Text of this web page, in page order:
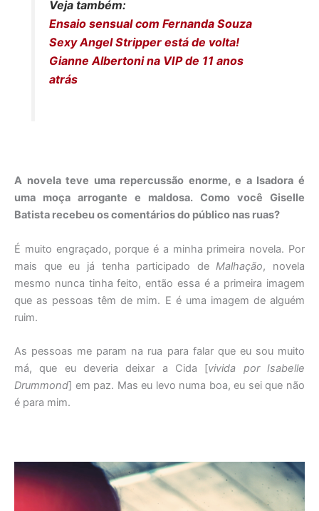
Veja também:
Ensaio sensual com Fernanda Souza
Sexy Angel Stripper está de volta!
Gianne Albertoni na VIP de 11 anos
atrás
A novela teve uma repercussão enorme, e a Isadora é
uma moça arrogante e maldosa. Como você Giselle
Batista recebeu os comentários do público nas ruas?
É muito engraçado, porque é a minha primeira novela. Por
mais que eu já tenha participado de Malhação, novela
mesmo nunca tinha feito, então essa é a primeira imagem
que as pessoas têm de mim. E é uma imagem de alguém
ruim.
As pessoas me param na rua para falar que eu sou muito
má, que eu deveria deixar a Cida [vivida por Isabelle
Drummond] em paz. Mas eu levo numa boa, eu sei que não
é para mim.